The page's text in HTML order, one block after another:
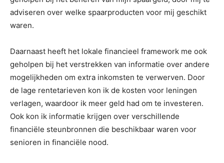
adviseren over welke spaarproducten voor mij geschikt
waren.
Daarnaast heeft het lokale financieel framework me ook
geholpen bij het verstrekken van informatie over andere
mogelijkheden om extra inkomsten te verwerven. Door
de lage rentetarieven kon ik de kosten voor leningen
verlagen, waardoor ik meer geld had om te investeren.
Ook kon ik informatie krijgen over verschillende
financiële steunbronnen die beschikbaar waren voor
senioren in financiële nood.